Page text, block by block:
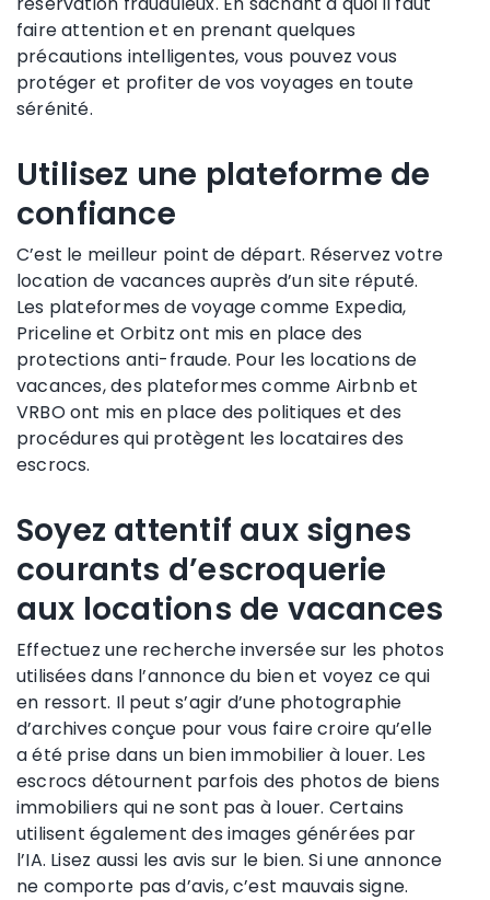
faire attention et en prenant quelques
précautions intelligentes, vous pouvez vous
protéger et profiter de vos voyages en toute
sérénité.
Utilisez une plateforme de
confiance
C’est le meilleur point de départ. Réservez votre
location de vacances auprès d’un site réputé.
Les plateformes de voyage comme Expedia,
Priceline et Orbitz ont mis en place des
protections anti-fraude. Pour les locations de
vacances, des plateformes comme Airbnb et
VRBO ont mis en place des politiques et des
procédures qui protègent les locataires des
escrocs.
Soyez attentif aux signes
courants d’escroquerie
aux locations de vacances
Effectuez une recherche inversée sur les photos
utilisées dans l’annonce du bien et voyez ce qui
en ressort. Il peut s’agir d’une photographie
d’archives conçue pour vous faire croire qu’elle
a été prise dans un bien immobilier à louer. Les
escrocs détournent parfois des photos de biens
immobiliers qui ne sont pas à louer. Certains
utilisent également des images générées par
l’IA. Lisez aussi les avis sur le bien. Si une annonce
ne comporte pas d’avis, c’est mauvais signe.